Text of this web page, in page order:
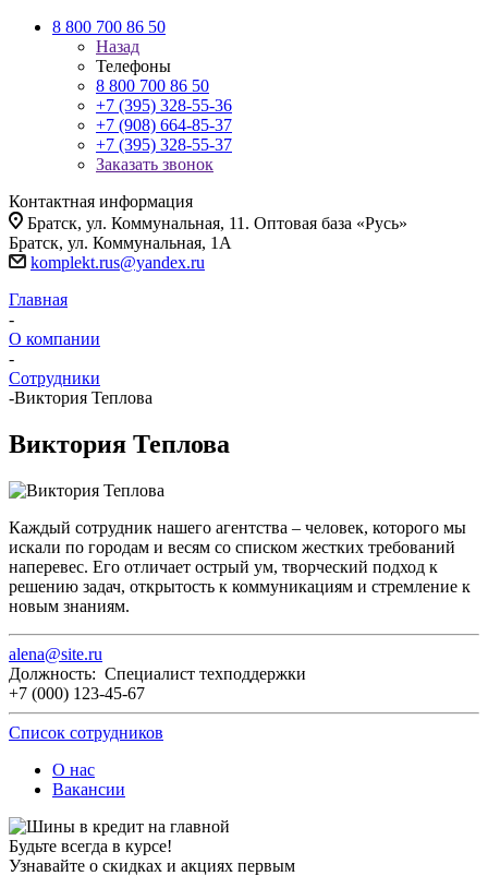
8 800 700 86 50
Назад
Телефоны
8 800 700 86 50
+7 (395) 328-55-36
+7 (908) 664-85-37
+7 (395) 328-55-37
Заказать звонок
Контактная информация
Братск, ул. Коммунальная, 11. Оптовая база «Русь»
Братск, ул. Коммунальная, 1А
komplekt.rus@yandex.ru
Главная
-
О компании
-
Сотрудники
-Виктория Теплова
Виктория Теплова
Каждый сотрудник нашего агентства – человек, которого мы
искали по городам и весям со списком жестких требований
наперевес. Его отличает острый ум, творческий подход к
решению задач, открытость к коммуникациям и стремление к
новым знаниям.
alena@site.ru
Должность: Специалист техподдержки
+7 (000) 123-45-67
Список сотрудников
О нас
Вакансии
Будьте всегда в курсе!
Узнавайте о скидках и акциях первым